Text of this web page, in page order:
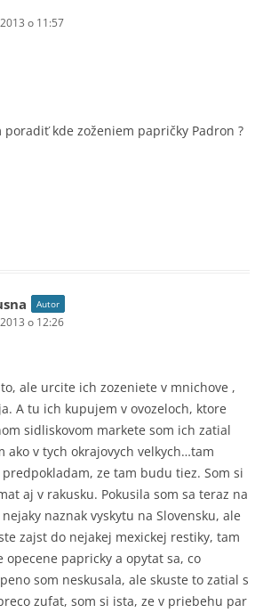
o 11:57
kde zoženiem papričky Padron ?
Autor
o 12:26
ale urcite ich zozeniete v mnichove ,
A tu ich kupujem v ovozeloch, ktore
sidliskovom markete som ich zatial
ako v tych okrajovych velkych…tam
ze tam budu tiez. Som si
aj v rakusku. Pokusila som sa teraz na
naznak vyskytu na Slovensku, ale
zajst do nejakej mexickej restiky, tam
opecene papricky a opytat sa, co
som neskusala, ale skuste to zatial s
zufat, som si ista, ze v priebehu par